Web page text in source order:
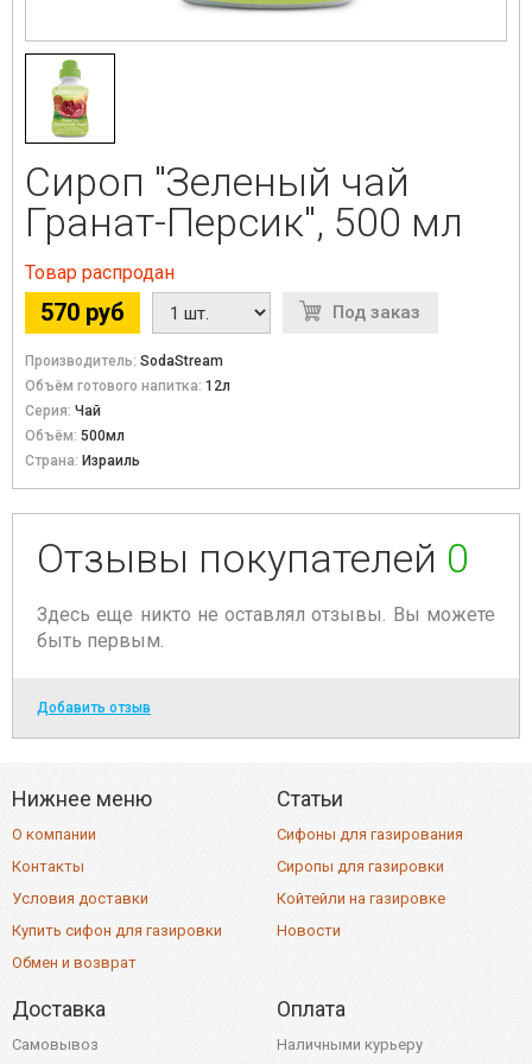
Сироп "Зеленый чай
Гранат-Персик", 500 мл
Товар распродан
570 руб Под заказ
Производитель: SodaStream
Объём готового напитка: 12л
Серия: Чай
Объём: 500мл
Страна: Израиль
Отзывы покупателей 0
Здесь еще никто не оставлял отзывы. Вы можете
быть первым.
Добавить отзыв
Нижнее меню
О компании
Контакты
Условия доставки
Купить сифон для газировки
Обмен и возврат
Статьи
Сифоны для газирования
Сиропы для газировки
Койтейли на газировке
Новости
Доставка
Самовывоз
Оплата
Наличными курьеру